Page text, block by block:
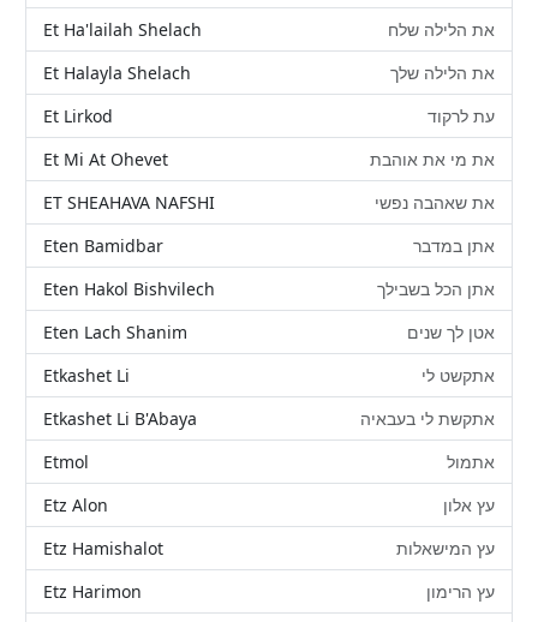
Et Ha'lailah Shelach
את הלילה שלח
Et Halayla Shelach
את הלילה שלך
Et Lirkod
עת לרקוד
Et Mi At Ohevet
את מי את אוהבת
ET SHEAHAVA NAFSHI
את שאהבה נפשי
Eten Bamidbar
אתן במדבר
Eten Hakol Bishvilech
אתן הכל בשבילך
Eten Lach Shanim
אטן לך שנים
Etkashet Li
אתקשט לי
Etkashet Li B'Abaya
אתקשת לי בעבאיה
Etmol
אתמול
Etz Alon
עץ אלון
Etz Hamishalot
עץ המישאלות
Etz Harimon
עץ הרימון